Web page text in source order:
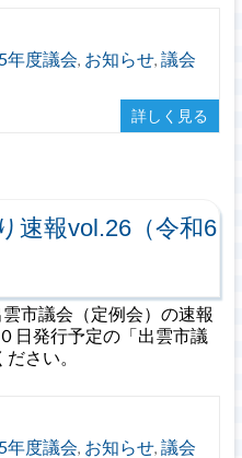
年度議会, お知らせ, 議会
詳しく見る
速報vol.26（令和6
市議会（定例会）の速報
日発行予定の「出雲市議
さい。
年度議会, お知らせ, 議会